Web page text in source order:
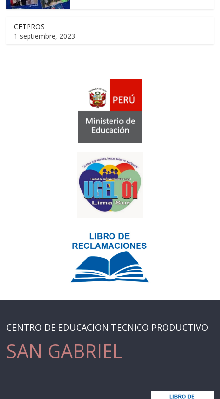
CETPROS
1 septiembre, 2023
CENTRO DE EDUCACION TECNICO PRODUCTIVO
SAN GABRIEL